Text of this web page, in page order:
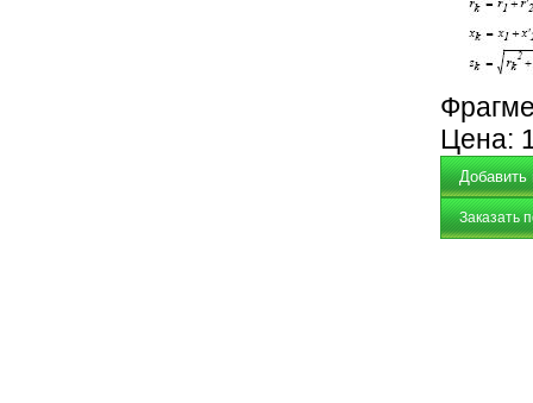
Цена:
Заказать